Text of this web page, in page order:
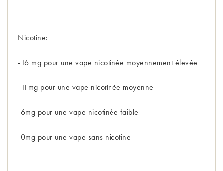
Nicotine:
-16 mg pour une vape nicotinée moyennement élevée
-11mg pour une vape nicotinée moyenne
-6mg pour une vape nicotinée faible
-0mg pour une vape sans nicotine